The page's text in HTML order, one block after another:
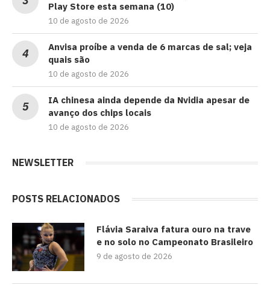
Play Store esta semana (10)
10 de agosto de 2026
Anvisa proíbe a venda de 6 marcas de sal; veja
quais são
10 de agosto de 2026
IA chinesa ainda depende da Nvidia apesar de
avanço dos chips locais
10 de agosto de 2026
NEWSLETTER
POSTS RELACIONADOS
Flávia Saraiva fatura ouro na trave
e no solo no Campeonato Brasileiro
9 de agosto de 2026